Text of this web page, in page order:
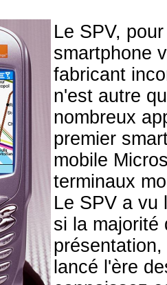
Le SPV,
smartphone
fabricant
n'est autre
nombreux
premier
mobile
terminaux
Le SPV a vu
si la majorité
lancé l'ère